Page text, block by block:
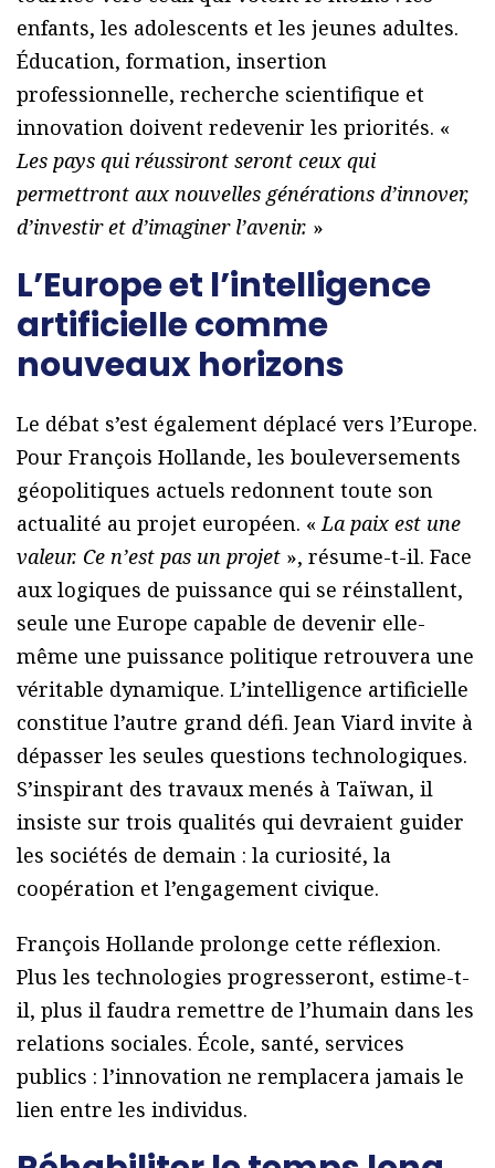
enfants, les adolescents et les jeunes adultes.
Éducation, formation, insertion
professionnelle, recherche scientifique et
innovation doivent redevenir les priorités. «
Les pays qui réussiront seront ceux qui
permettront aux nouvelles générations d’innover,
d’investir et d’imaginer l’avenir. »
L’Europe et l’intelligence
artificielle comme
nouveaux horizons
Le débat s’est également déplacé vers l’Europe.
Pour François Hollande, les bouleversements
géopolitiques actuels redonnent toute son
actualité au projet européen. « La paix est une
valeur. Ce n’est pas un projet », résume-t-il. Face
aux logiques de puissance qui se réinstallent,
seule une Europe capable de devenir elle-
même une puissance politique retrouvera une
véritable dynamique. L’intelligence artificielle
constitue l’autre grand défi. Jean Viard invite à
dépasser les seules questions technologiques.
S’inspirant des travaux menés à Taïwan, il
insiste sur trois qualités qui devraient guider
les sociétés de demain : la curiosité, la
coopération et l’engagement civique.
François Hollande prolonge cette réflexion.
Plus les technologies progresseront, estime-t-
il, plus il faudra remettre de l’humain dans les
relations sociales. École, santé, services
publics : l’innovation ne remplacera jamais le
lien entre les individus.